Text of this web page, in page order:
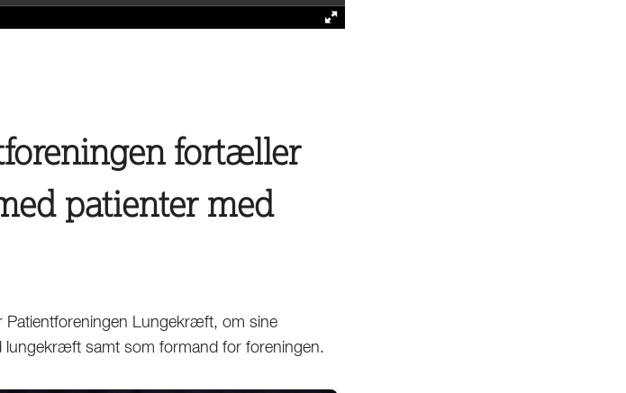
fortæller
patienter med
Patientforeningen Lungekræft, om sine
lungekræft samt som formand for foreningen.